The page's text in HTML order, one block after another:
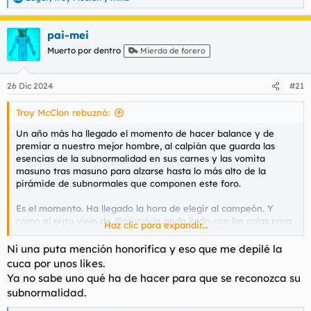
e
a
c
c
i
e
s
pai-mei
Muerto por dentro Mierda de forero
26 Dic 2024 #21
Troy McClon rebuznó:
Un año más ha llegado el momento de hacer balance y de
premiar a nuestro mejor hombre, al calpián que guarda las
esencias de la subnormalidad en sus carnes y las vomita
masuno tras masuno para alzarse hasta lo más alto de la
pirámide de subnormales que componen este foro.
Es el momento. Ha llegado la hora de elegir al campeón. Y
como el puto viejo de @mundele anda liado con las colas para
el SINTROM y los cambios de pañal, acepto su encargo.
Ver el archivos adjunto 179263
Algunos dignísimos candidatos de otras convocatorias ya no
están entre nosotros o se prodigan poco, como los baneados
@Jaegery@El_Tormentoo los poco aparecidos@spizoo(que
Haz clic para expandir...
Ni una puta mención honorífica y eso que me depilé la
cuca por unos likes.
Ya no sabe uno qué ha de hacer para que se reconozca su
subnormalidad.